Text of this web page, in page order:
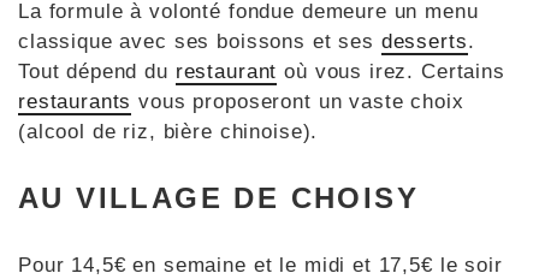
La formule à volonté fondue demeure un menu
classique avec ses boissons et ses desserts.
Tout dépend du restaurant où vous irez. Certains
restaurants vous proposeront un vaste choix
(alcool de riz, bière chinoise).
AU VILLAGE DE CHOISY
Pour 14,5€ en semaine et le midi et 17,5€ le soir